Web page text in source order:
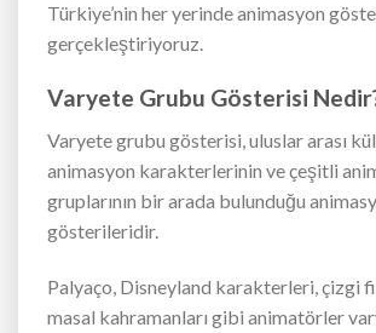
Türkiye’nin her yerinde animasyon
gerçekleştiriyoruz.
Varyete Grubu Gösterisi
Varyete grubu gösterisi, uluslar arası
animasyon karakterlerinin ve çeşitli
gruplarının bir arada bulunduğu
gösterileridir.
Palyaço, Disneyland karakterleri, çizgi
masal kahramanları gibi animatörler